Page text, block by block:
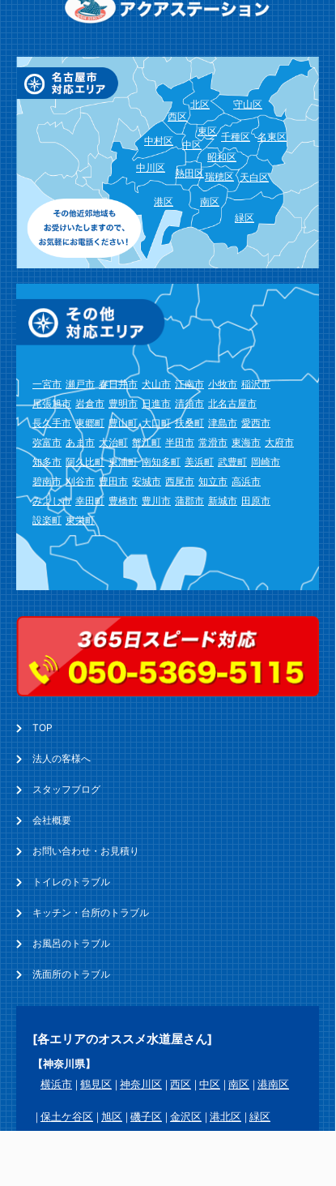
北区
西区
守山区
東区 名東区
千種区
中区
中村区
昭和区
天白区
瑞穂区
熱田区
中川区
緑区
南区
港区
一宮市 瀬戸市 春日井市 犬山市 江南市 小牧市 稲沢市
尾張旭市 岩倉市 豊明市 日進市 清須市 北名古屋市
長久手市 東郷町 豊山町 大口町 扶桑町 津島市 愛西市
弥富市 あま市 大治町 蟹江町 半田市 常滑市 東海市 大府市
知多市 阿久比町 東浦町 南知多町 美浜町 武豊町 岡崎市
碧南市 刈谷市 豊田市 安城市 西尾市 知立市 高浜市
みよし市 幸田町 豊橋市 豊川市 蒲郡市 新城市 田原市
設楽町 東栄町
TOP
法人の客様へ
スタッフブログ
会社概要
お問い合わせ・お見積り
トイレのトラブル
キッチン・台所のトラブル
お風呂のトラブル
洗面所のトラブル
[各エリアのオススメ水道屋さん]
【神奈川県】
横浜市
鶴見区 神奈川区 西区 中区 南区 港南区
保土ケ谷区 旭区 磯子区 金沢区 港北区 緑区